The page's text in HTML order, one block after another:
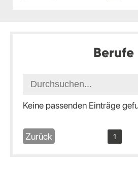
Berufe
Keine passenden Einträge
Zurück 1